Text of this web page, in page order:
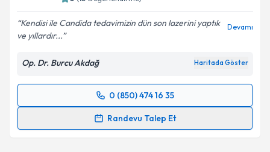
Kendisi ile Candida tedavimizin dün son lazerini yaptık
ve yıllardır...
Devamı
Op. Dr. Burcu Akdağ Haritada Göster
0 (850) 474 16 35
Randevu Talep Et
Randevu Takvimi Talebi